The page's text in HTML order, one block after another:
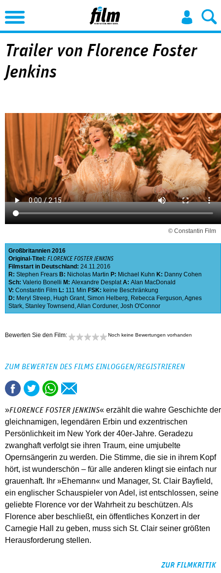
Jump to Navigation
Trailer von Florence Foster
Jenkins
© Constantin Film
Großbritannien 2016
Original-Titel: FLORENCE FOSTER JENKINS
Filmstart in Deutschland: 24.11.2016
R: Stephen Frears B: Nicholas Martin P: Michael Kuhn K: Danny Cohen
Sch: Valerio Bonelli M: Alexandre Desplat A: Alan MacDonald
V: Constantin Film L: 111 Min FSK: keine Beschränkung
D: Meryl Streep, Hugh Grant, Simon Helberg, Rebecca Ferguson,Agnes
Stark, Stanley Townsend ,Allan Corduner, Josh O'Connor
Bewerten Sie den Film: Noch keine Bewertungen vorhanden
ZUM BEWERTEN DES FILMS EINLOGGEN/REGISTRIEREN
»FLORENCE FOSTER JENKINS« erzählt die wahre Geschichte der
gleichnamigen, legendären Erbin und exzentrischen
Persönlichkeit im New York der 40er-Jahre. Geradezu
zwanghaft verfolgt sie ihren Traum, eine umjubelte
Opernsängerin zu werden. Die Stimme, die sie in ihrem Kopf
hört, ist wunderschön – für alle anderen klingt sie einfach nur
grauenhaft. Ihr »Ehemann« und Manager, St. Clair Bayfield,
ein englischer Schauspieler von Adel, ist entschlossen, seine
geliebte Florence vor der Wahrheit zu beschützen. Als
Florence aber beschließt, ein öffentliches Konzert in der
Carnegie Hall zu geben, muss sich St. Clair seiner größten
Herausforderung stellen.
ZUR FILMKRITIK